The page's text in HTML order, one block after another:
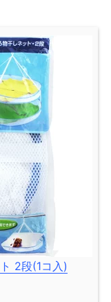
2段(1コ入)